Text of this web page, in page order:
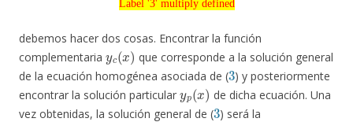
debemos hacer dos cosas. Encontrar la función
complementaria
yc(x)
que corresponde a la solución general
de la ecuación homogénea asociada de (
3
) y posteriormente
encontrar la solución particular
yp(x
de dicha ecuación. Una
vez obtenidas, la solución general de (
3
) será la